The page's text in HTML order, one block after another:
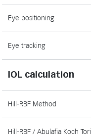
Eye positioning
Eye tracking
IOL calculation
Hill-RBF Method
Hill-RBF / Abulafia Koch